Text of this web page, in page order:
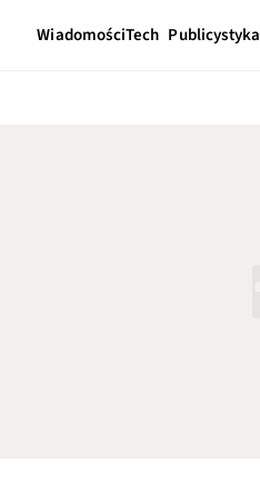
WiadomościTech Publicystyka